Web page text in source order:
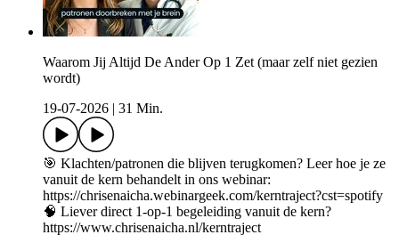
Waarom Jij Altijd De Ander Op 1 Zet (maar zelf niet gezien
wordt)
19-07-2026
31 Min.
🎯 Klachten/patronen die blijven terugkomen? Leer hoe je ze
vanuit de kern behandelt in ons webinar:
https://chrisenaicha.webinargeek.com/kerntraject?cst=spotify
🧠 Liever direct 1-op-1 begeleiding vanuit de kern?
https://www.chrisenaicha.nl/kerntraject